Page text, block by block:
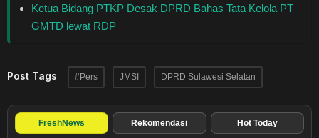
Ketua Bidang PTKP Desak DPRD Bahas Tata Kelola PT
GMTD lewat RDP
Post Tags #Pers JMSI DPRD Sulawesi Selatan
FreshNews Rekomendasi Hot Today